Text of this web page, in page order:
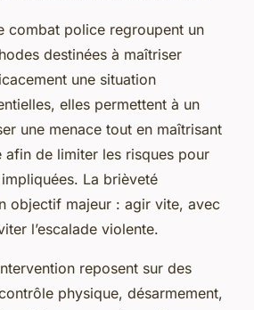
combat police regroupent un
destinées à maîtriser
une situation
elles permettent à un
une menace tout en maîtrisant
de limiter les risques pour
La brièveté
objectif majeur : agir vite, avec
l’escalade violente.
reposent sur des
physique, désarmement,